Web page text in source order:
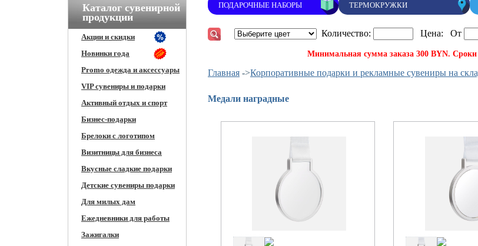
Каталог сувенирной
продукции
Акции и скидки
Новинки года
Promo одежда и аксессуары
VIP сувениры и подарки
Активный отдых и спорт
Бизнес-подарки
Брелоки с логотипом
Визитницы для бизнеса
Вкусные сладкие подарки
Детские сувениры подарки
Для милых дам
Ежедневники для работы
Зажигалки
ПОДАРОЧНЫЕ НАБОРЫ ТЕРМОКРУЖКИ
Количество: Цена: От
Минимальная сумма заказа 300 BYN.
Главная ->Корпоративные подарки и рекламные сувениры на
Медали наградные